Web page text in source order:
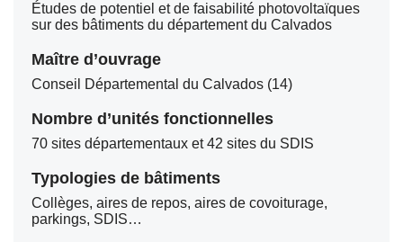
Études de potentiel et de faisabilité photovoltaïques
sur des bâtiments du département du Calvados
Maître d’ouvrage
Conseil Départemental du Calvados (14)
Nombre d’unités fonctionnelles
70 sites départementaux et 42 sites du SDIS
Typologies de bâtiments
Collèges, aires de repos, aires de covoiturage,
parkings, SDIS…